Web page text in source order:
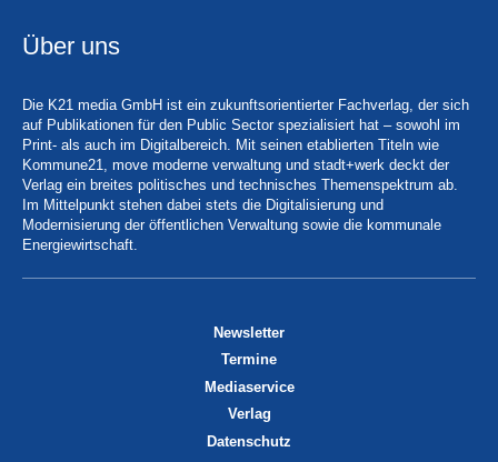
Über uns
Die K21 media GmbH ist ein zukunftsorientierter Fachverlag, der sich
auf Publikationen für den Public Sector spezialisiert hat – sowohl im
Print- als auch im Digitalbereich. Mit seinen etablierten Titeln wie
Kommune21, move moderne verwaltung und stadt+werk deckt der
Verlag ein breites politisches und technisches Themenspektrum ab.
Im Mittelpunkt stehen dabei stets die Digitalisierung und
Modernisierung der öffentlichen Verwaltung sowie die kommunale
Energiewirtschaft.
Newsletter
Termine
Mediaservice
Verlag
Datenschutz